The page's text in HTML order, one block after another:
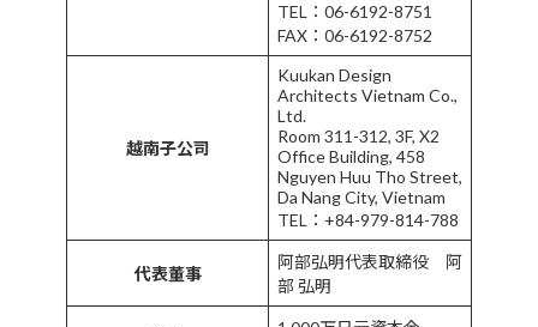
TEL：06-6192-8751
FAX：06-6192-8752
越南子公司
Kuukan Design
Architects Vietnam Co.,
Ltd.
Room 311-312, 3F, X2
Office Building, 458
Nguyen Huu Tho Street,
Da Nang City, Vietnam
TEL：+84-979-814-788
代表董事
阿部弘明代表取締役 阿
部 弘明